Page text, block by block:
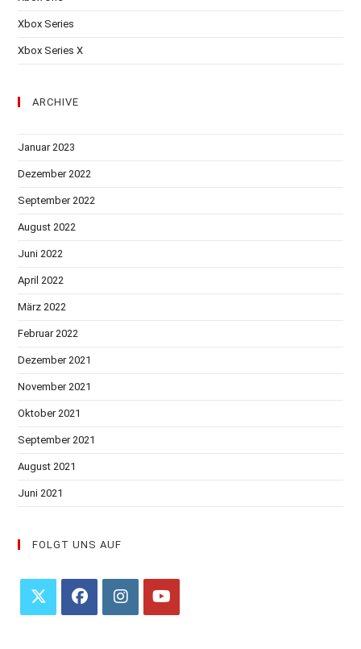
Xbox Series
Xbox Series X
ARCHIVE
Januar 2023
Dezember 2022
September 2022
August 2022
Juni 2022
April 2022
März 2022
Februar 2022
Dezember 2021
November 2021
Oktober 2021
September 2021
August 2021
Juni 2021
FOLGT UNS AUF